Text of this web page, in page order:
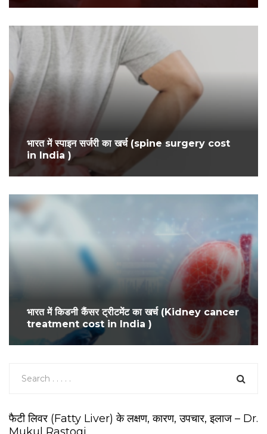
भारत में स्पाइन सर्जरी का खर्च (spine surgery cost
in India )
भारत में किडनी कैंसर ट्रीटमेंट का खर्च (Kidney cancer
treatment cost in India )
फैटी लिवर (Fatty Liver) के लक्षण, कारण, उपचार, इलाज – Dr.